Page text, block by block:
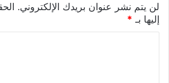
لن يتم نشر عنوان بريدك الإلكتروني.
إليها بـ *